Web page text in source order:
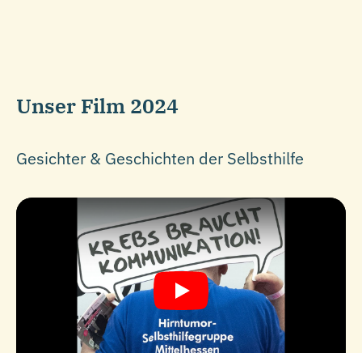
Unser Film 2024
Gesichter & Geschichten der Selbsthilfe
Play